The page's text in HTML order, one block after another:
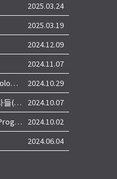
2025.03.24
2025.03.19
2024.12.09
2024.11.07
Call for Applications: 2024 Korea Technology Advisory Group (K-TAG)
2024.10.29
[KIRD] 해외 학위/포닥 후 귀국한 연구자들(학교, 출연(연), 기업)의 경력개발 경험 공유 줌 세미나 안내
2024.10.07
Brain Pool (BP) & Brain Pool Plus (BP+) Programs
2024.10.02
2024.06.04